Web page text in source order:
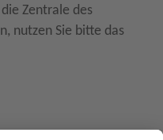
Zentrale des
nutzen Sie bitte das